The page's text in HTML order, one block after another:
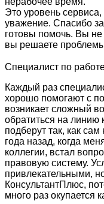
Это уровень
уважение. Спасибо
готовы помочь. Вы не
вы решаете
Специалист по
Каждый раз
хорошо помогают с
возникает сложный
обратиться на линию
подберут так, как
года назад, когда
коллегии, встал
правовую систему.
привлекательными,
КонсультантПлюс,
много раз окупается